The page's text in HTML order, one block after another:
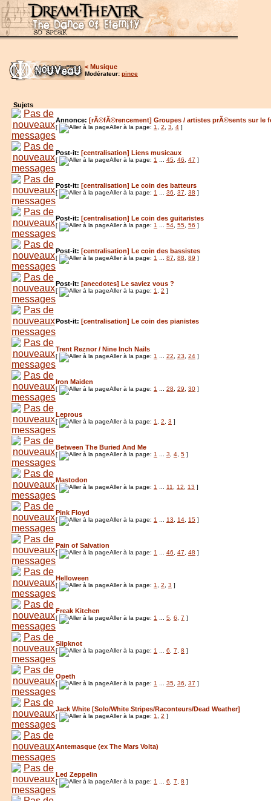
< Musique
Modérateur: pince
Sujets
Annonce: [rÃ©fÃ©rencement] Groupes / artistes prÃ©sents sur le
[ Aller à la page: 1 2 3 4 ]
Post-it: [centralisation] Liens musicaux
[ Aller à la page: 1 45 46 47 ]
Post-it: [centralisation] Le coin des batteurs
[ Aller à la page: 1 36 37 38 ]
Post-it: [centralisation] Le coin des guitaristes
[ Aller à la page: 1 54 55 56 ]
Post-it: [centralisation] Le coin des bassistes
[ Aller à la page: 1 87 88 89 ]
Post-it: [anecdotes] Le saviez vous ?
[ Aller à la page: 1 2 ]
Post-it: [centralisation] Le coin des pianistes
Trent Reznor / Nine Inch Nails
[ Aller à la page: 1 22 23 24 ]
Iron Maiden
[ Aller à la page: 1 28 29 30 ]
Leprous
[ Aller à la page: 1 2 3 ]
Between The Buried And Me
[ Aller à la page: 1 3 4 5 ]
Mastodon
[ Aller à la page: 1 11 12 13 ]
Pink Floyd
[ Aller à la page: 1 13 14 15 ]
Pain of Salvation
[ Aller à la page: 1 46 47 48 ]
Helloween
[ Aller à la page: 1 2 3 ]
Freak Kitchen
[ Aller à la page: 1 5 6 7 ]
Slipknot
[ Aller à la page: 1 6 7 8 ]
Opeth
[ Aller à la page: 1 35 36 37 ]
Jack White [Solo/White Stripes/Raconteurs/Dead Weather]
[ Aller à la page: 1 2 ]
Antemasque (ex The Mars Volta)
Led Zeppelin
[ Aller à la page: 1 6 7 8 ]